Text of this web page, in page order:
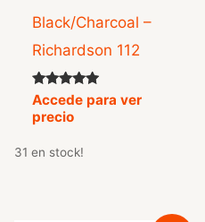
Black/Charcoal –
Richardson 112
Valorado
con
5.00
Accede para ver
precio
31 en stock!